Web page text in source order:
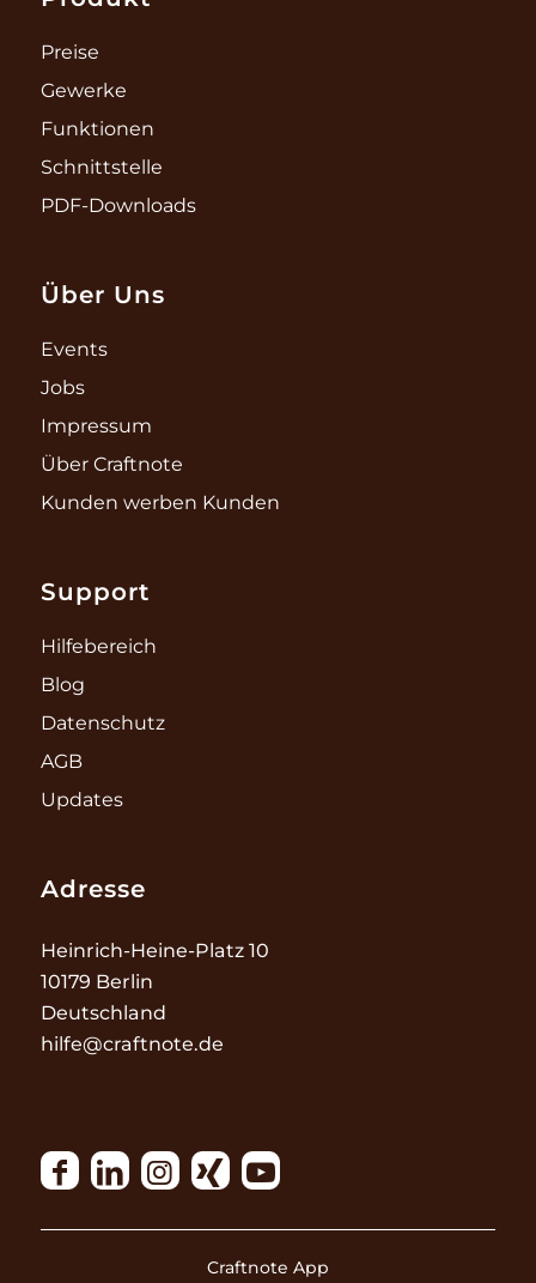
Preise
Gewerke
Funktionen
Schnittstelle
PDF-Downloads
Über Uns
Events
Jobs
Impressum
Über Craftnote
Kunden werben Kunden
Support
Hilfebereich
Blog
Datenschutz
AGB
Updates
Adresse
Heinrich-Heine-Platz 10
10179 Berlin
Deutschland
hilfe@craftnote.de
Craftnote App